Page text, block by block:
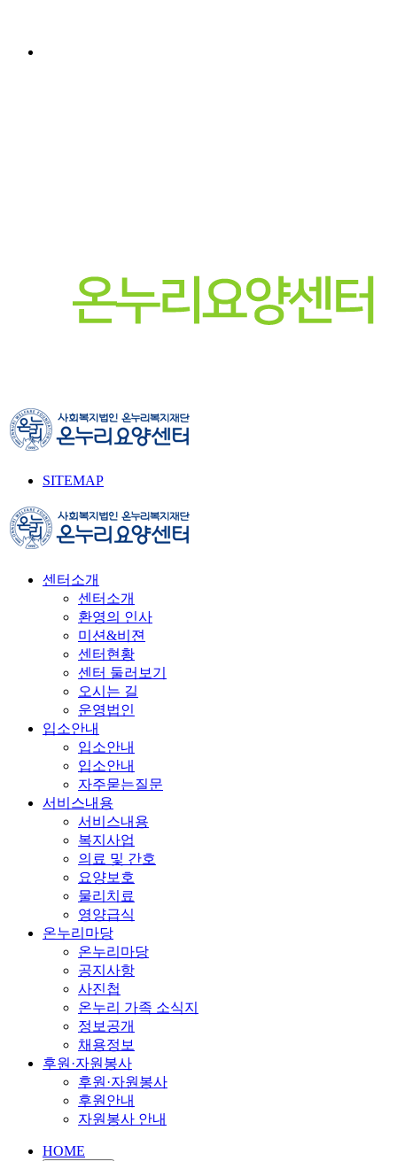
SITEMAP
센터소개
센터소개
환영의 인사
미션&비젼
센터현황
센터 둘러보기
오시는 길
운영법인
입소안내
입소안내
입소안내
자주묻는질문
서비스내용
서비스내용
복지사업
의료 및 간호
요양보호
물리치료
영양급식
온누리마당
온누리마당
공지사항
사진첩
온누리 가족 소식지
정보공개
채용정보
후원·자원봉사
후원·자원봉사
후원안내
자원봉사 안내
HOME